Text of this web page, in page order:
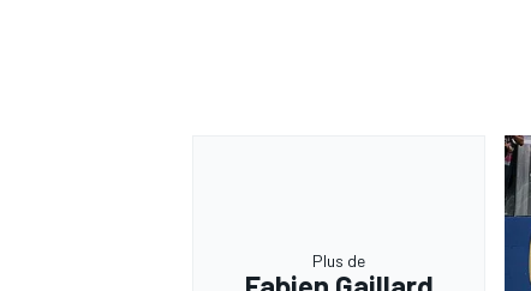
Plus de